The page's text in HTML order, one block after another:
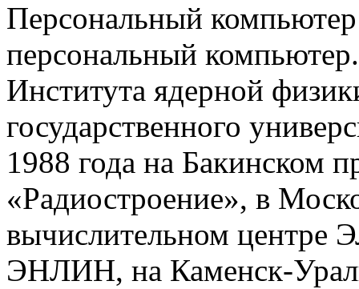
Персональный
персональный
Института ядерной
государственного
1988 года на Бакинском
«Радиостроение», в
вычислительном центре
ЭНЛИН, на Каменск-